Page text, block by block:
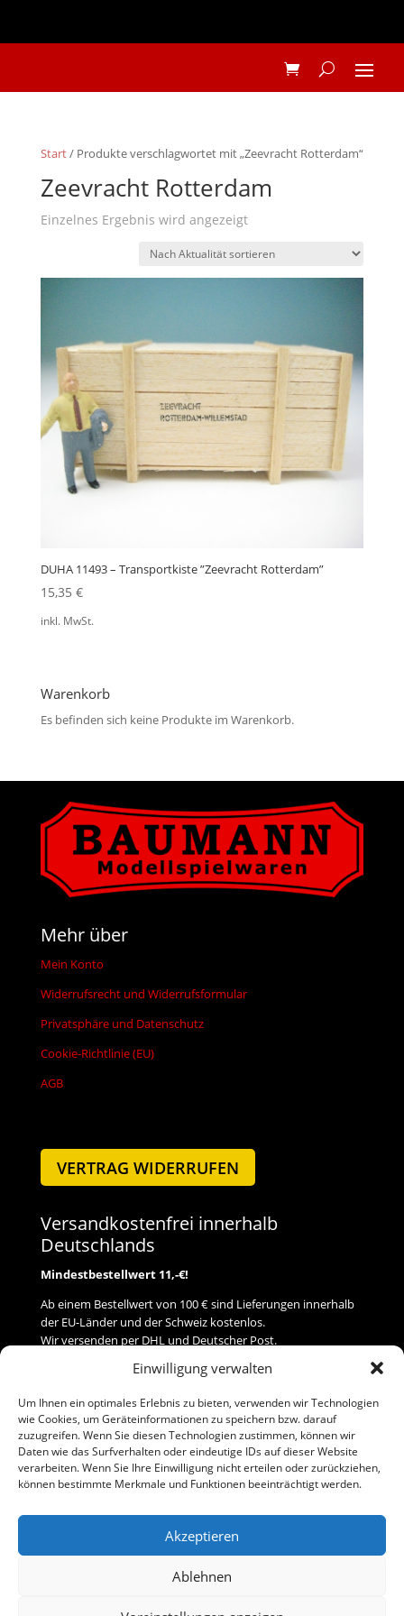
Einwilligung verwalten
Um Ihnen ein optimales Erlebnis zu bieten, verwenden wir Technologien
wie Cookies, um Geräteinformationen zu speichern bzw. darauf
zuzugreifen. Wenn Sie diesen Technologien zustimmen, können wir
Daten wie das Surfverhalten oder eindeutige IDs auf dieser Website
verarbeiten. Wenn Sie Ihre Einwilligung nicht erteilen oder zurückziehen,
können bestimmte Merkmale und Funktionen beeinträchtigt werden.
Akzeptieren
Ablehnen
Start/ Produkte verschlagwortet mit „Zeevracht Rotterdam“
Zeevracht Rotterdam
Einzelnes Ergebnis wird angezeigt
DUHA 11493 – Transportkiste ”Zeevracht Rotterdam”
15,35 €
inkl. MwSt.
Warenkorb
Es befinden sich keine Produkte im Warenkorb.
Mehr über
Mein Konto
Widerrufsrecht und Widerrufsformular
Privatsphäre und Datenschutz
Cookie-Richtlinie (EU)
AGB
VERTRAG WIDERRUFEN
Versandkostenfrei innerhalb
Deutschlands
Mindestbestellwert 11,-€!
Ab einem Bestellwert von 100 € sind Lieferungen innerhalb
der EU-Länder und der Schweiz kostenlos.
Wir versenden per DHL und Deutscher Post.
Versand
Zahlung
Baumann Modellspielwaren
Telefon (0 91 61) 33 84